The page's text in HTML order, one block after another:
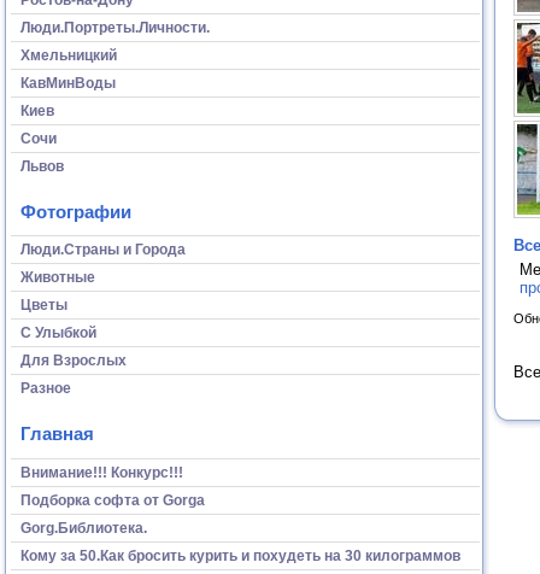
Люди.Портреты.Личности.
Хмельницкий
КавМинВоды
Киев
Сочи
Львов
Фотографии
Люди.Страны и Города
Животные
Цветы
С Улыбкой
Для Взрослых
Разное
Главная
Внимание!!! Конкурс!!!
Подборка софта от Gorga
Gorg.Библиотека.
Кому за 50.Как бросить курить и похудеть на 30 килограммов